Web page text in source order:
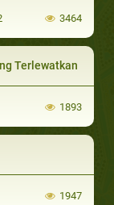
3464
Terlewatkan
1893
1947